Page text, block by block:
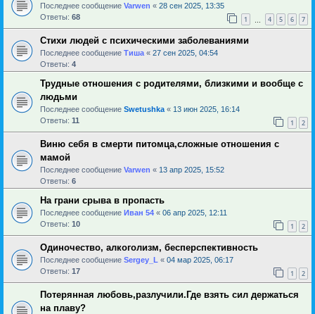
Последнее сообщение Varwen « 28 сен 2025, 13:35
Ответы: 68 1 4 5 6 7
Стихи людей с психическими заболеваниями
Последнее сообщение Тиша « 27 сен 2025, 04:54
Ответы: 4
Трудные отношения с родителями, близкими и вообще с
людьми
Последнее сообщение Swetushka « 13 июн 2025, 16:14
Ответы: 11 1 2
Виню себя в смерти питомца,сложные отношения с
мамой
Последнее сообщение Varwen « 13 апр 2025, 15:52
Ответы: 6
На грани срыва в пропасть
Последнее сообщение Иван 54 « 06 апр 2025, 12:11
Ответы: 10 1 2
Одиночество, алкоголизм, бесперспективность
Последнее сообщение Sergey_L « 04 мар 2025, 06:17
Ответы: 17 1 2
Потерянная любовь,разлучили.Где взять сил держаться
на плаву?